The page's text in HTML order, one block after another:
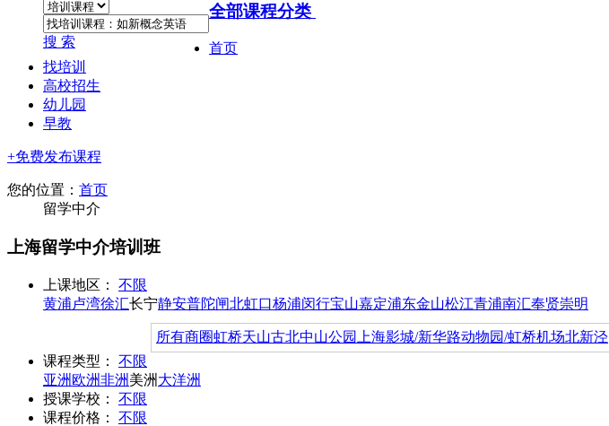
搜 索
全部课程分类
首页
找培训
高校招生
幼儿园
早教
+免费发布课程
您的位置： 首页
留学中介
上海留学中介培训班
上课地区：
不限
黄浦卢湾徐汇长宁静安普陀闸北虹口杨浦闵行宝山嘉定浦东金山松江青浦南汇奉贤崇明
所有商圈虹桥天山古北中山公园 上海影城/新华路动物园/虹桥机场北新泾
课程类型：
不限
亚洲 欧洲非洲 美洲 大洋洲
授课学校：
不限
课程价格：
不限